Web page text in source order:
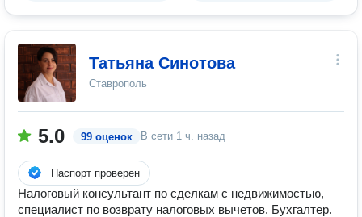
Татьяна Синотова
Ставрополь
5.0 99 оценок В сети 1 ч. назад
Паспорт проверен
Налоговый консультант по сделкам с недвижимостью,
специалист по возврату налоговых вычетов. Бухгалтер.